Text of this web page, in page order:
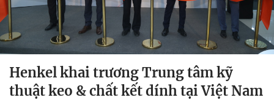
Henkel khai trương Trung tâm kỹ
thuật keo & chất kết dính tại Việt Nam